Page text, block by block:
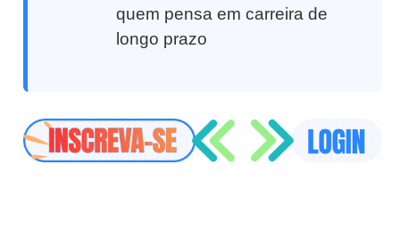
quem pensa em carreira de
longo prazo